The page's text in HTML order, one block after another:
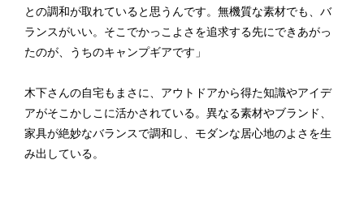
との調和が取れていると思うんです。無機質な素材でも、バ
ランスがいい。そこでかっこよさを追求する先にできあがっ
たのが、うちのキャンプギアです」
木下さんの自宅もまさに、アウトドアから得た知識やアイデ
アがそこかしこに活かされている。異なる素材やブランド、
家具が絶妙なバランスで調和し、モダンな居心地のよさを生
み出している。